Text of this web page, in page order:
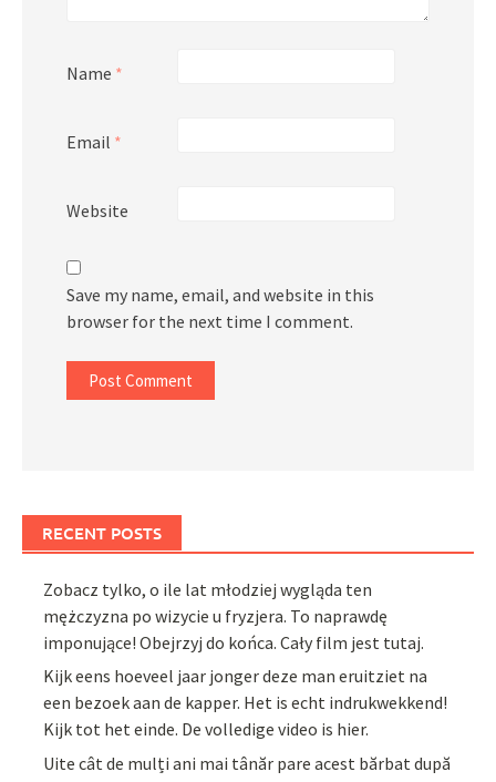
Name *
Email *
Website
Save my name, email, and website in this
browser for the next time I comment.
RECENT POSTS
Zobacz tylko, o ile lat młodziej wygląda ten
mężczyzna po wizycie u fryzjera. To naprawdę
imponujące! Obejrzyj do końca. Cały film jest tutaj.
Kijk eens hoeveel jaar jonger deze man eruitziet na
een bezoek aan de kapper. Het is echt indrukwekkend!
Kijk tot het einde. De volledige video is hier.
Uite cât de mulți ani mai tânăr pare acest bărbat după